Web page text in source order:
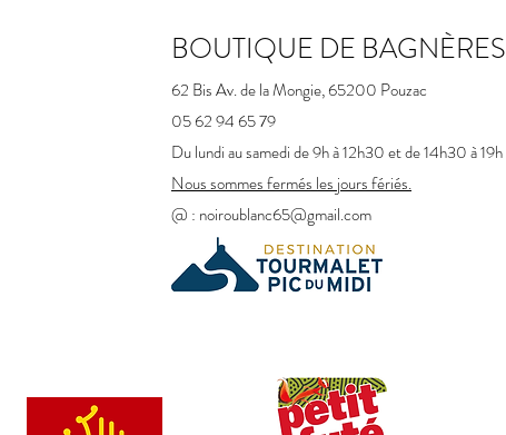
BOUTIQUE DE BAGNÈRES
62 Bis Av. de la Mongie, 65200 Pouzac​
05 62 94 65 79
Du lundi au samedi de 9h à 12h30 et de 14h30 à 19h
Nous sommes fermés les jours fériés.
@ : noiroublanc65@gmail.com